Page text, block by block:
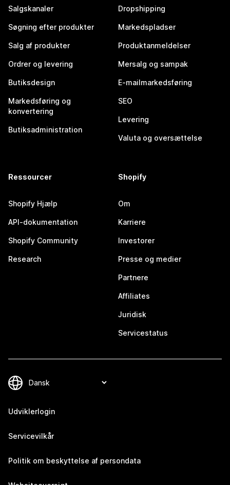
Salgskanaler
Søgning efter produkter
Salg af produkter
Ordrer og levering
Butiksdesign
Markedsføring og
konvertering
Butiksadministration
Dropshipping
Markedspladser
Produktanmeldelser
Mersalg og sampak
E-mailmarkedsføring
SEO
Levering
Valuta og oversættelse
Ressourcer
Shopify Hjælp
API-dokumentation
Shopify Community
Research
Shopify
Om
Karriere
Investorer
Presse og medier
Partnere
Affiliates
Juridisk
Servicestatus
Udviklerlogin
Servicevilkår
Politik om beskyttelse af persondata